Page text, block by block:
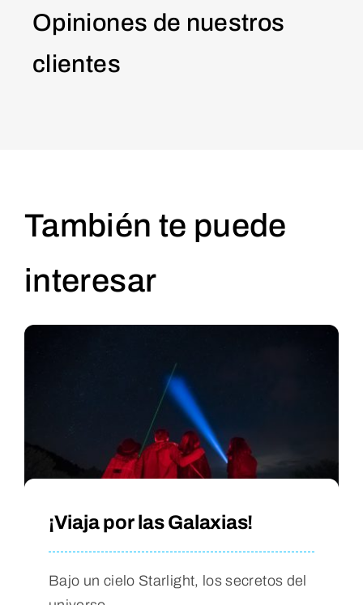
Opiniones de nuestros
clientes
También te puede
interesar
¡Viaja por las Galaxias!
Bajo un cielo Starlight, los secretos del